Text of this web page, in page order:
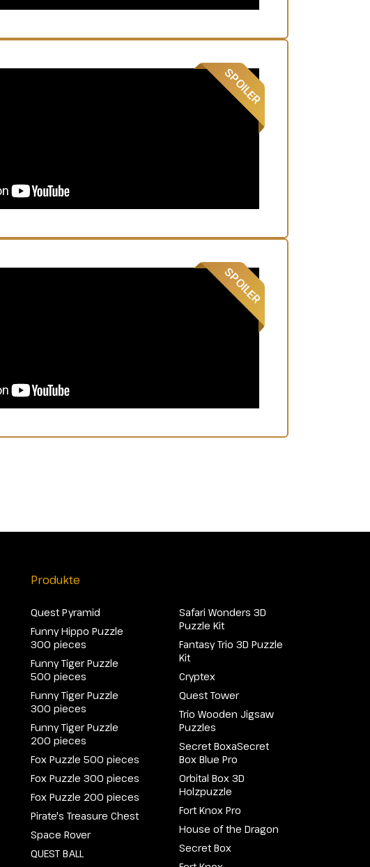
Produkte
Quest Pyramid
Funny Hippo Puzzle
300 pieces
Funny Tiger Puzzle
500 pieces
Funny Tiger Puzzle
300 pieces
Funny Tiger Puzzle
200 pieces
Fox Puzzle 500 pieces
Fox Puzzle 300 pieces
Fox Puzzle 200 pieces
Pirate's Treasure Chest
Space Rover
QUEST BALL
Safari Wonders 3D
Puzzle Kit
Fantasy Trio 3D Puzzle
Kit
Cryptex
Quest Tower
Trio Wooden Jigsaw
Puzzles
Secret BoxaSecret
Box Blue Pro
Orbital Box 3D
Holzpuzzle
Fort Knox Pro
House of the Dragon
Secret Box